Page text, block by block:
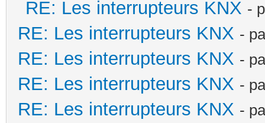
RE: Les interrupteurs KNX -
RE: Les interrupteurs KNX -
RE: Les interrupteurs KNX -
RE: Les interrupteurs KNX -
RE: Les interrupteurs KNX -